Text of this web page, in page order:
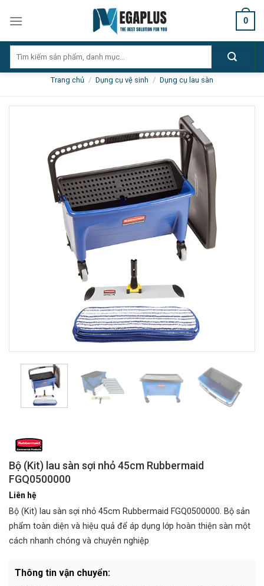
0
kiếm:
Trang chủ / Dụng cụ vệ sinh / Dụng cụ lau sàn
Bộ (Kit) lau sàn sợi nhỏ 45cm Rubbermaid
FGQ0500000
Liên hệ
Bộ (Kit) lau sàn sợi nhỏ 45cm Rubbermaid FGQ0500000. Bộ sản
phẩm toàn diện và hiệu quả để áp dụng lớp hoàn thiện sàn một
cách nhanh chóng và chuyên nghiệp
Thông tin vận chuyển: